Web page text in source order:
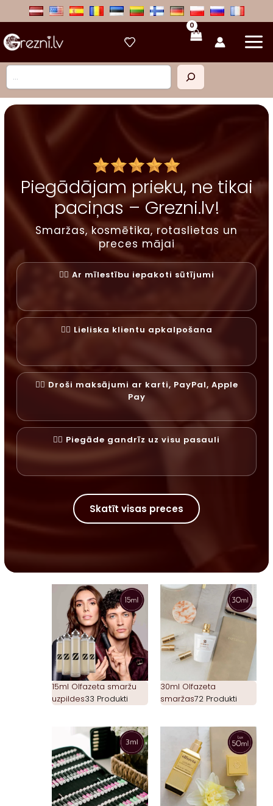
Meklēt
Piegādājam prieku, ne tikai
paciņas – Grezni.lv!
Smaržas, kosmētika, rotaslietas un
preces mājai
✓⃝ Ar mīlestību iepakoti sūtījumi
✓⃝ Lieliska klientu apkalpošana
✓⃝ Droši maksājumi ar karti, PayPal, Apple
Pay
✓⃝ Piegāde gandrīz uz visu pasauli
Skatīt visas preces
15ml Olfazeta smaržu
uzpildes33 Produkti
30ml Olfazeta
smaržas72 Produkti